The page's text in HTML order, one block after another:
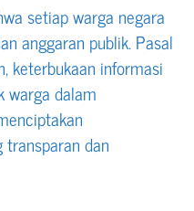
setiap warga negara
anggaran publik. Pasal
keterbukaan informasi
warga dalam
transparan dan